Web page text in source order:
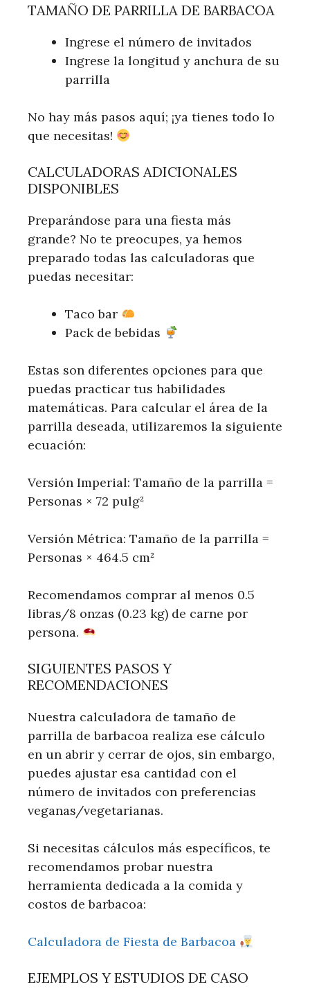
TAMAÑO DE PARRILLA DE BARBACOA
Ingrese el número de invitados
Ingrese la longitud y anchura de su
parrilla
No hay más pasos aquí; ¡ya tienes todo lo
que necesitas!
CALCULADORAS ADICIONALES
DISPONIBLES
Preparándose para una fiesta más
grande? No te preocupes, ya hemos
preparado todas las calculadoras que
puedas necesitar:
Taco bar
Pack de bebidas
Estas son diferentes opciones para que
puedas practicar tus habilidades
matemáticas. Para calcular el área de la
parrilla deseada, utilizaremos la siguiente
ecuación:
Versión Imperial: Tamaño de la parrilla =
Personas × 72 pulg²
Versión Métrica: Tamaño de la parrilla =
Personas × 464.5 cm²
Recomendamos comprar al menos 0.5
libras/8 onzas (0.23 kg) de carne por
persona.
SIGUIENTES PASOS Y
RECOMENDACIONES
Nuestra calculadora de tamaño de
parrilla de barbacoa realiza ese cálculo
en un abrir y cerrar de ojos, sin embargo,
puedes ajustar esa cantidad con el
número de invitados con preferencias
veganas/vegetarianas.
Si necesitas cálculos más específicos, te
recomendamos probar nuestra
herramienta dedicada a la comida y
costos de barbacoa:
Calculadora de Fiesta de Barbacoa
EJEMPLOS Y ESTUDIOS DE CASO